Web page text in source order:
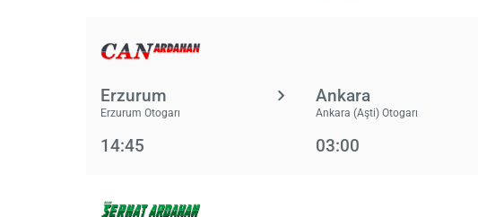
Erzurum
Erzurum Otogarı
Ankara
Ankara (Aşti) Otogarı
14:45 03:00